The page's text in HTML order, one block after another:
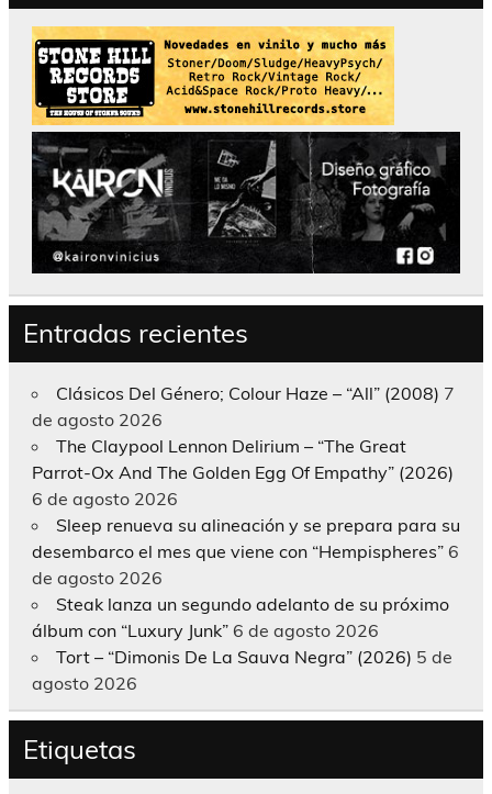
Entradas recientes
Clásicos Del Género; Colour Haze – “All” (2008) 7
de agosto 2026
The Claypool Lennon Delirium – “The Great
Parrot-Ox And The Golden Egg Of Empathy” (2026)
6 de agosto 2026
Sleep renueva su alineación y se prepara para su
desembarco el mes que viene con “Hempispheres” 6
de agosto 2026
Steak lanza un segundo adelanto de su próximo
álbum con “Luxury Junk” 6 de agosto 2026
Tort – “Dimonis De La Sauva Negra” (2026) 5 de
agosto 2026
Etiquetas